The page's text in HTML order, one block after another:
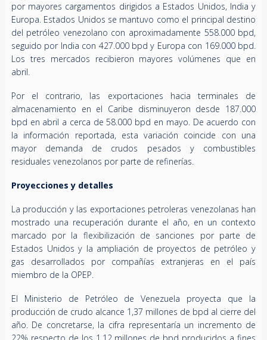
por mayores cargamentos dirigidos a Estados Unidos, India y
Europa. Estados Unidos se mantuvo como el principal destino
del petróleo venezolano con aproximadamente 558.000 bpd,
seguido por India con 427.000 bpd y Europa con 169.000 bpd.
Los tres mercados recibieron mayores volúmenes que en
abril.
Por el contrario, las exportaciones hacia terminales de
almacenamiento en el Caribe disminuyeron desde 187.000
bpd en abril a cerca de 58.000 bpd en mayo. De acuerdo con
la información reportada, esta variación coincide con una
mayor demanda de crudos pesados y combustibles
residuales venezolanos por parte de refinerías.
Proyecciones y detalles
La producción y las exportaciones petroleras venezolanas han
mostrado una recuperación durante el año, en un contexto
marcado por la flexibilización de sanciones por parte de
Estados Unidos y la ampliación de proyectos de petróleo y
gas desarrollados por compañías extranjeras en el país
miembro de la OPEP.
El Ministerio de Petróleo de Venezuela proyecta que la
producción de crudo alcance 1,37 millones de bpd al cierre del
año. De concretarse, la cifra representaría un incremento de